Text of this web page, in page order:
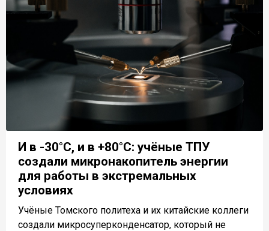
И в -30°C, и в +80°C: учёные ТПУ
создали микронакопитель энергии
для работы в экстремальных
условиях
Учёные Томского политеха и их китайские коллеги
создали микросуперконденсатор, который не